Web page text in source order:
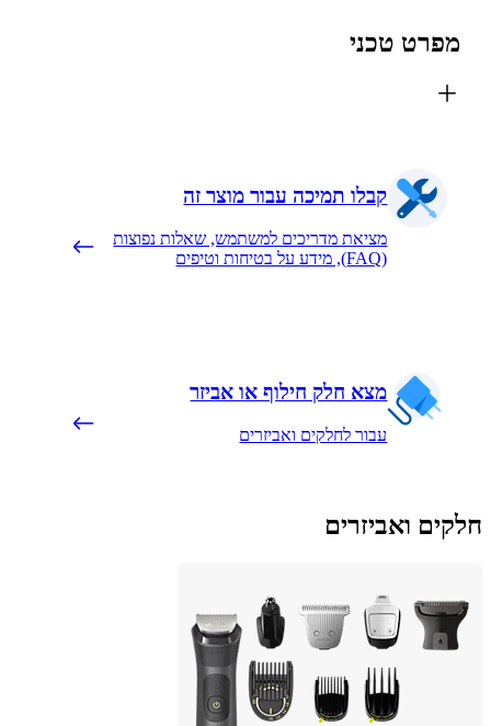
טכני
קבלו תמיכה עבור מוצר זה
מציאת מדריכים למשתמש, שאלות נפוצות
מצא חלק חילוף או אביזר
עבור לחלקים ואביזרים
ואביזרים